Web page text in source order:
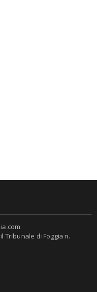
Tribunale di Foggia n.